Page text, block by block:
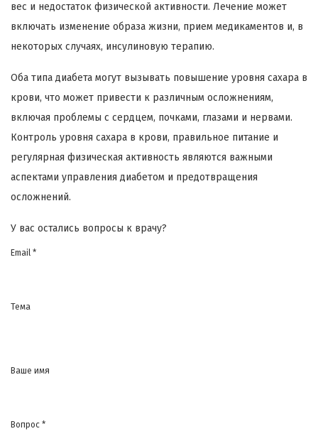
вес и недостаток физической активности. Лечение может
включать изменение образа жизни, прием медикаментов и, в
некоторых случаях, инсулиновую терапию.
Оба типа диабета могут вызывать повышение уровня сахара в
крови, что может привести к различным осложнениям,
включая проблемы с сердцем, почками, глазами и нервами.
Контроль уровня сахара в крови, правильное питание и
регулярная физическая активность являются важными
аспектами управления диабетом и предотвращения
осложнений.
У вас остались вопросы к врачу?
Email *
Тема
Ваше имя
Вопрос *